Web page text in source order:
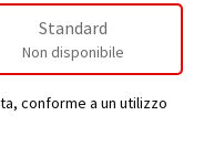
Standard
Non disponibile
conforme a un utilizzo